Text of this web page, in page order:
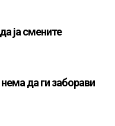
ја смените
да ги заборави